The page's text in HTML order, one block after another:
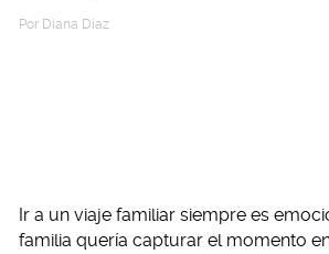
Por Diana Diaz
Ir a un viaje familiar siempre es
familia quería capturar el momento